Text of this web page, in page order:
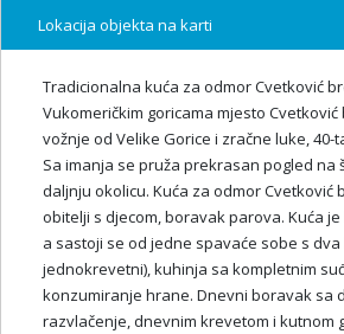
Lokacija objekta na karti
Tradicionalna kuća za odmor Cvetković
Vukomeričkim goricama mjesto Cvetković
vožnje od Velike Gorice i zračne luke, 40-
Sa imanja se pruža prekrasan pogled na
daljnju okolicu. Kuća za odmor Cvetković
obitelji s djecom, boravak parova. Kuća
a sastoji se od jedne spavaće sobe s
jednokrevetni), kuhinja sa kompletnim
konzumiranje hrane. Dnevni boravak sa
razvlačenje, dnevnim krevetom i kutnom